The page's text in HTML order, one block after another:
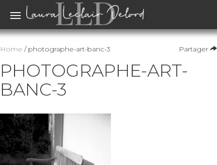
Toggle
Partager
Home / photographe-art-banc-3
PHOTOGRAPHE-ART-
BANC-3